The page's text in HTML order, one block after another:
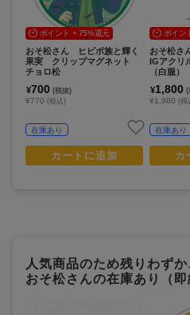
ポイント + 75%還元
おそ松さん ヒピポ族と輝く
果実 クリップマグネット
チョロ松
¥700 (税抜)
¥770 (税込)
在庫あり
カートに追加
ポイン
おそ松さ
IGアクリ
（白服）
¥1,800 (
¥1,980 (税
在庫あり
カ
人気商品のため残りわず
おそ松さんの在庫あり（